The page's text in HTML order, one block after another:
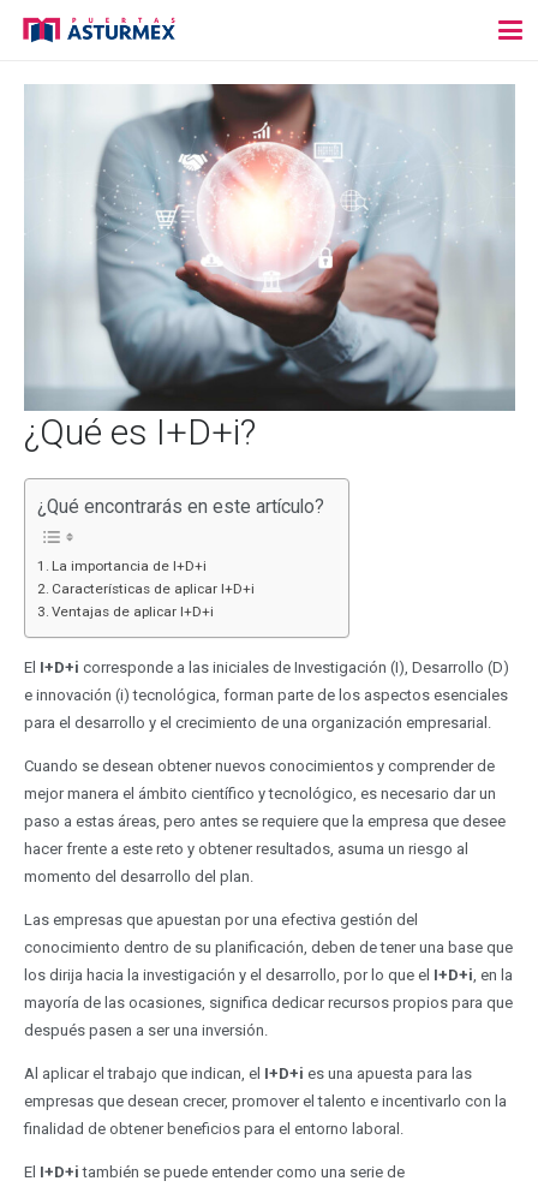
¿Qué es I+D+i?
¿Qué encontrarás en este artículo?
La importancia de I+D+i
Características de aplicar I+D+i
Ventajas de aplicar I+D+i
El I+D+i corresponde a las iniciales de Investigación (I), Desarrollo (D)
e innovación (i) tecnológica, forman parte de los aspectos esenciales
para el desarrollo y el crecimiento de una organización empresarial.
Cuando se desean obtener nuevos conocimientos y comprender de
mejor manera el ámbito científico y tecnológico, es necesario dar un
paso a estas áreas, pero antes se requiere que la empresa que desee
hacer frente a este reto y obtener resultados, asuma un riesgo al
momento del desarrollo del plan.
Las empresas que apuestan por una efectiva gestión del
conocimiento dentro de su planificación, deben de tener una base que
los dirija hacia la investigación y el desarrollo, por lo que el I+D+i , en la
mayoría de las ocasiones, significa dedicar recursos propios para que
después pasen a ser una inversión.
Al aplicar el trabajo que indican, el I+D+i es una apuesta para las
empresas que desean crecer, promover el talento e incentivarlo con la
finalidad de obtener beneficios para el entorno laboral.
El I+D+itambién se puede entender como una serie de